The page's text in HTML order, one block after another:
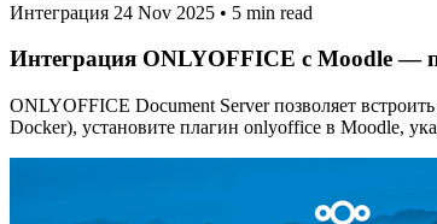
Интеграция 24 Nov 2025 • 5 min read
Интеграция ONLYOFFICE с Moodle —
ONLYOFFICE Document Server позволяет
Docker), установите плагин onlyoffice в Moodle,